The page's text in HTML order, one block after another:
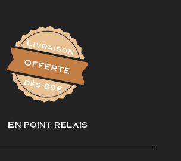
En point relais